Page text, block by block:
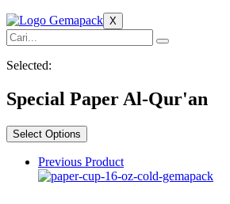
X
Selected:
Special Paper Al-Qur'an
Select Options
Previous Product